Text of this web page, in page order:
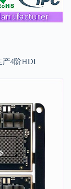
产4阶HDI